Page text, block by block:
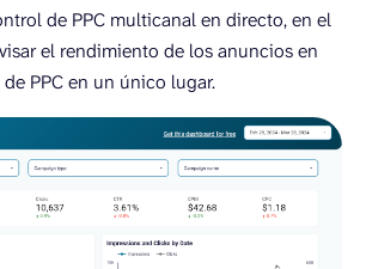
de PPC multicanal en directo, en el
el rendimiento de los anuncios en
PPC en un único lugar.